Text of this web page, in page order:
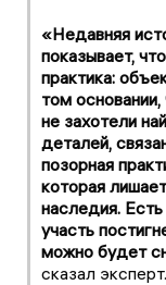
«Недавняя
показывает,
практика:
том
не захотели
деталей,
позорная
которая
наследия.
участь
можно будет
сказал эксперт.